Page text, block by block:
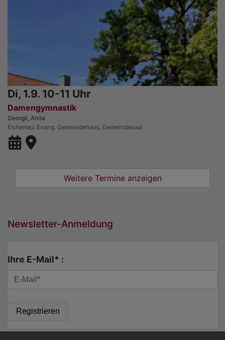
Di, 1.9. 10-11 Uhr
Damengymnastik
Georgii, Anita
Eichenau Evang. Gemeindehaus, Gemeindesaal
Weitere Termine anzeigen
Newsletter-Anmeldung
Ihre E-Mail* :